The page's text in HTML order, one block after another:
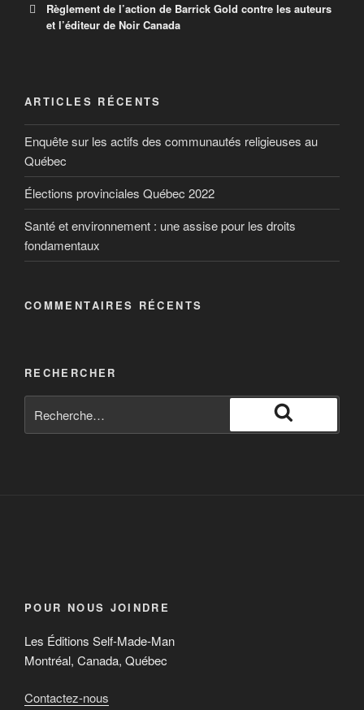
Le prix des mots
juridiques entourant les procès qui opposent les
Banro à l’auteur Alain Deneault, ses collaborateurs et
les Éditions Écosociété, après la sortie du livre Noir
Règlement de l’action de Barrick Gold contre les auteurs
et l’éditeur de Noir Canada
Barrick Gold
Settlement of Barrick Gold Lawsuit Against the
Authors and the Publisher of Noir Canada October
18, 2011 PDF (11 KB) Barrick Gold Corporation
(“Barrick”), Alain Deneault, Delphine Abadie and
William Sacher (collectively the “Authors”) and Les
ARTICLES RÉCENTS
Enquête sur les actifs des communautés religieuses au
Québec
Élections provinciales Québec 2022
Santé et environnement : une assise pour les droits
fondamentaux
COMMENTAIRES RÉCENTS
RECHERCHER
POUR NOUS JOINDRE
Les Éditions Self-Made-Man
Montréal, Canada, Québec
Contactez-nous